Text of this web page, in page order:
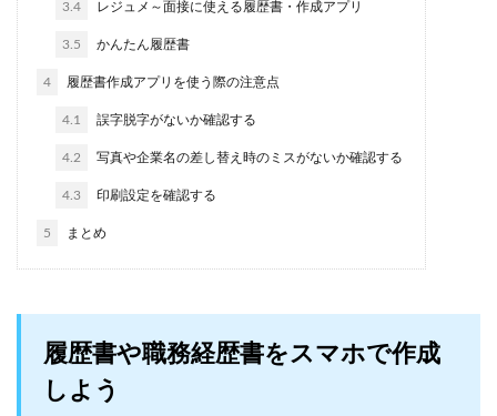
3.4 レジュメ～面接に使える履歴書・作成アプリ
3.5 かんたん履歴書
4 履歴書作成アプリを使う際の注意点
4.1 誤字脱字がないか確認する
4.2 写真や企業名の差し替え時のミスがないか確認する
4.3 印刷設定を確認する
5 まとめ
履歴書や職務経歴書をスマホで作成
しよう